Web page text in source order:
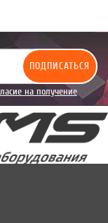
ПОДПИСАТЬСЯ
на получение